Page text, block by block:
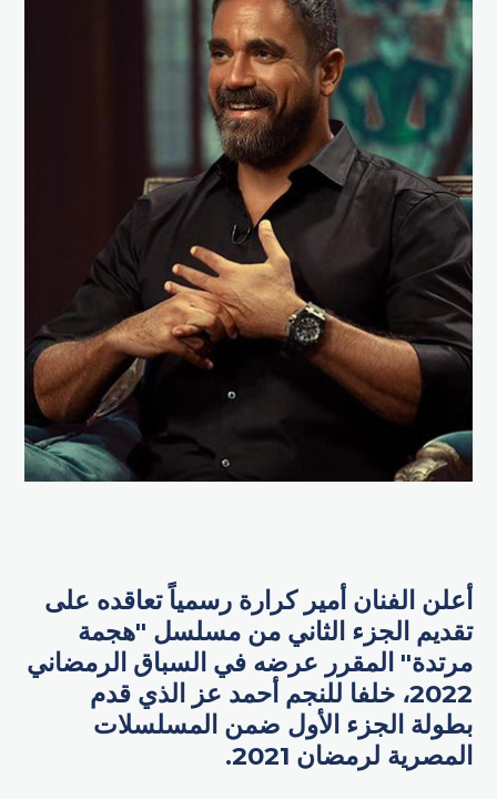
أعلن الفنان أمير كرارة رسمياً تعاقده على
تقديم الجزء الثاني من مسلسل "هجمة
مرتدة" المقرر عرضه في السباق الرمضاني
2022، خلفا للنجم أحمد عز الذي قدم
بطولة الجزء الأول ضمن المسلسلات
المصرية لرمضان 2021.